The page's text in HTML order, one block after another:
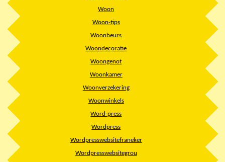
Woon
Woon-tips
Woonbeurs
Woondecoratie
Woongenot
Woonkamer
Woonverzekering
Woonwinkels
Word-press
Wordpress
Wordpresswebsitefraneker
Wordpresswebsitegrou